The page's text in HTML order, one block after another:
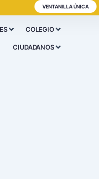
VENTANILLA ÚNICA
COLEGIO
CIUDADANOS